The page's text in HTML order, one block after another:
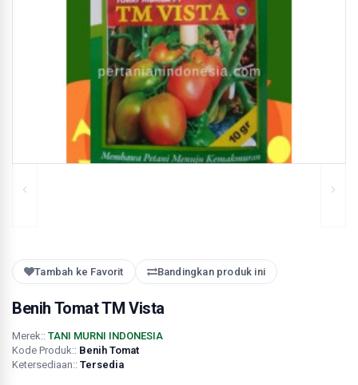
Tambah ke Favorit Bandingkan produk ini
Benih Tomat TM Vista
Merek:: TANI MURNI INDONESIA
Kode Produk:: Benih Tomat
Ketersediaan:: Tersedia